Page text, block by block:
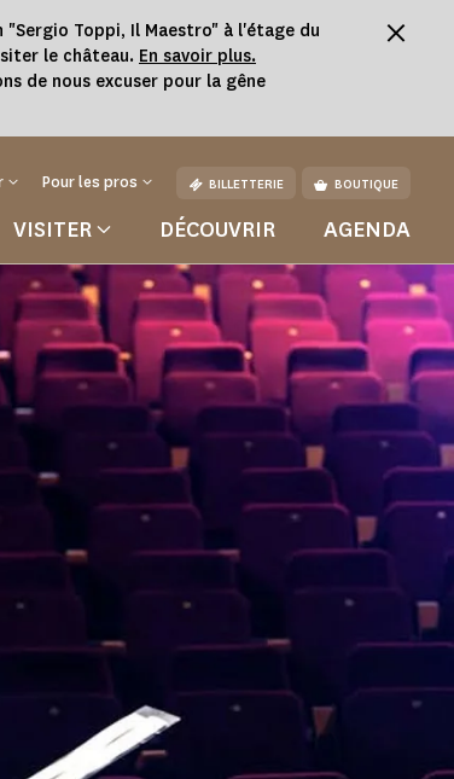
Toppi, Il Maestro" à l'étage du
le château. En savoir plus.
de nous excuser pour la gêne
Pour les pros BILLETTERIE BOUTIQUE
VISITER DÉCOUVRIR AGENDA